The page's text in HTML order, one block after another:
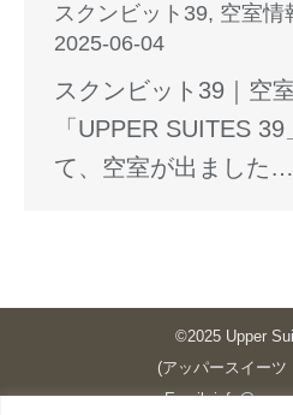
スクンビット39, 空室情
2025-06-04
スクンビット39｜空
「UPPER SUITES
て、空室が出ました…
©2025 Upper
(アッパースイーツ
Email: